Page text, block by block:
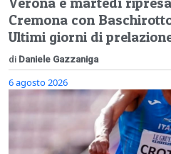
Cremona con
Ultimi giorni di
di Daniele Gazzaniga
6 agosto 2026